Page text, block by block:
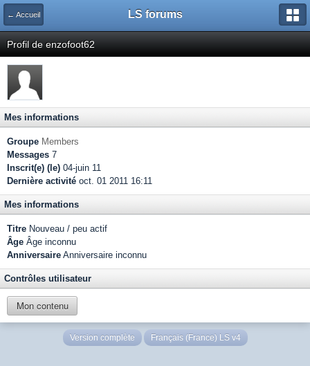
← Accueil LS forums
Profil de enzofoot62
Mes informations
Groupe Members
Messages 7
Inscrit(e) (le) 04-juin 11
Dernière activité oct. 01 2011 16:11
Mes informations
Titre Nouveau / peu actif
Âge Âge inconnu
Anniversaire Anniversaire inconnu
Contrôles utilisateur
Mon contenu
Version complète Français (France) LS v4